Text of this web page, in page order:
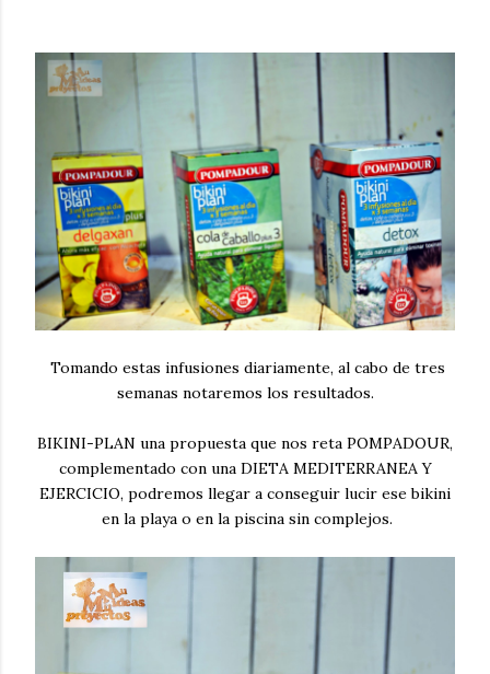
Tomando estas infusiones diariamente, al cabo de tres
semanas notaremos los resultados.
BIKINI-PLAN una propuesta que nos reta POMPADOUR,
complementado con una DIETA MEDITERRANEA Y
EJERCICIO, podremos llegar a conseguir lucir ese bikini
en la playa o en la piscina sin complejos.